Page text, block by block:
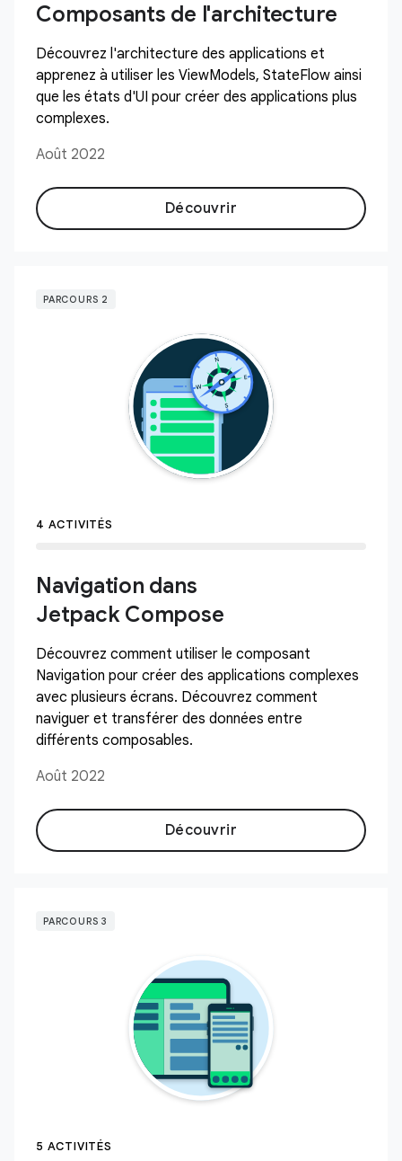
Composants de l'architecture
Découvrez l'architecture des applications et
apprenez à utiliser les ViewModels, StateFlow ainsi
que les états d'UI pour créer des applications plus
complexes.
Août 2022
Découvrir
PARCOURS 2
4 ACTIVITÉS
Navigation dans
Jetpack Compose
Découvrez comment utiliser le composant
Navigation pour créer des applications complexes
avec plusieurs écrans. Découvrez comment
naviguer et transférer des données entre
différents composables.
Août 2022
Découvrir
PARCOURS 3
5 ACTIVITÉS